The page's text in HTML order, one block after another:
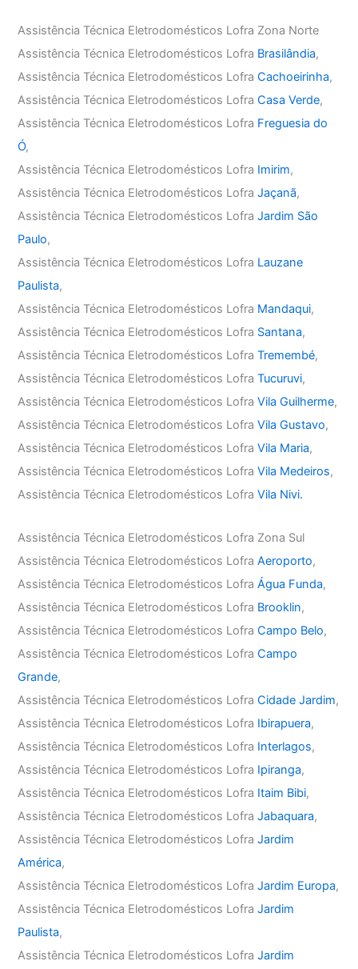
Assistência Técnica Eletrodomésticos Lofra Zona Norte
Assistência Técnica Eletrodomésticos Lofra Brasilândia,
Assistência Técnica Eletrodomésticos LofraCachoeirinha,
Assistência Técnica Eletrodomésticos LofraCasa Verde,
Assistência Técnica Eletrodomésticos Lofra Freguesia do
Ó,
Assistência Técnica Eletrodomésticos Lofra Imirim,
Assistência Técnica Eletrodomésticos LofraJaçanã,
Assistência Técnica Eletrodomésticos LofraJardim São
Paulo,
Assistência Técnica Eletrodomésticos Lofra Lauzane
Paulista,
Assistência Técnica Eletrodomésticos Lofra Mandaqui,
Assistência Técnica Eletrodomésticos Lofra Santana,
Assistência Técnica Eletrodomésticos LofraTremembé,
Assistência Técnica Eletrodomésticos LofraTucuruvi,
Assistência Técnica Eletrodomésticos LofraVila Guilherme,
Assistência Técnica Eletrodomésticos LofraVila Gustavo,
Assistência Técnica Eletrodomésticos LofraVila Maria,
Assistência Técnica Eletrodomésticos LofraVila Medeiros,
Assistência Técnica Eletrodomésticos LofraVila Nivi.
Assistência Técnica Eletrodomésticos Lofra Zona Sul
Assistência Técnica Eletrodomésticos LofraAeroporto,
Assistência Técnica Eletrodomésticos LofraÁgua Funda,
Assistência Técnica Eletrodomésticos Lofra Brooklin,
Assistência Técnica Eletrodomésticos LofraCampo Belo,
Assistência Técnica Eletrodomésticos LofraCampo
Grande,
Assistência Técnica Eletrodomésticos LofraCidade Jardim,
Assistência Técnica Eletrodomésticos Lofra Ibirapuera,
Assistência Técnica Eletrodomésticos Lofra Interlagos,
Assistência Técnica Eletrodomésticos Lofra Ipiranga,
Assistência Técnica Eletrodomésticos Lofra Itaim Bibi,
Assistência Técnica Eletrodomésticos LofraJabaquara,
Assistência Técnica Eletrodomésticos LofraJardim
América,
Assistência Técnica Eletrodomésticos LofraJardim Europa,
Assistência Técnica Eletrodomésticos LofraJardim
Paulista,
Assistência Técnica Eletrodomésticos LofraJardim